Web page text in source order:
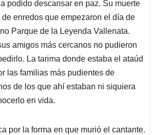
d
I
n
d
s
podido descansar en paz. Su muerte
enredos que empezaron el día de
Parque de la Leyenda Vallenata.
amigos más cercanos no pudieron
La tarima donde estaba el ataúd
las familias más pudientes de
de los que ahí estaban ni siquiera
en vida.
por la forma en que murió el cantante.